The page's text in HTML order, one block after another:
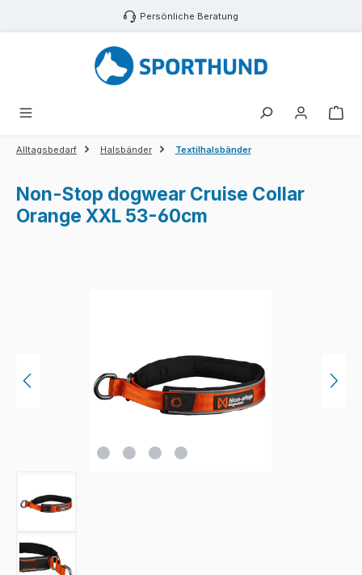
Zum Hauptinhalt springen Persönliche Beratung
Alltagsbedarf Halsbänder Textilhalsbänder
Non-Stop dogwear Cruise Collar
Orange XXL 53-60cm